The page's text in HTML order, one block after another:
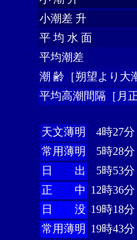
小潮差 升
平 均 水 面
平均潮差
潮 齢［朔望より大
平均高潮間隔［月
天文薄明
4時27分
常用薄明
5時28分
日 出
5時53分
正 中 12時36分
日 没 19時18分
常用薄明 19時43分